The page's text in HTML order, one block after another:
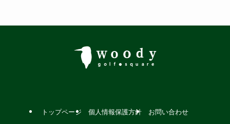
トップページ 個人情報保護方針 お問い合わせ